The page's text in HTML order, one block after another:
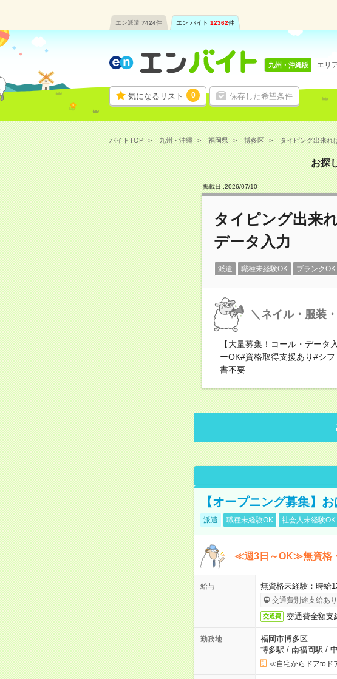
エン派遣 7424件 エン バイト 12362件
気になるリスト 0 保存した希望条件
九州・沖縄版 エリ
バイトTOP 九州・沖縄 福岡県 博多区 タイピング出来れ
お探
掲載日 :2026/07/10
タイピング出来
データ入力
派遣 職種未経験OK ブランクOK
＼ネイル・服装
【大量募集！コール・デー
ーOK#資格取得支援あり#シ
書不要
【オープニング募集】
派遣 職種未経験OK 社会人未経験OK
≪週3日～OK≫無資格
給与 無資格未経験：時
交通費別途支給あり
交通費 交通費全額支
勤務地
福岡市博多区
博多駅 / 南福岡駅 /
≪自宅からドアtoド